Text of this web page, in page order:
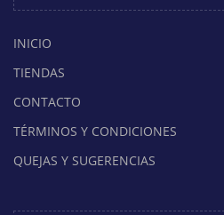
INICIO
TIENDAS
CONTACTO
TÉRMINOS Y CONDICIONES
QUEJAS Y SUGERENCIAS